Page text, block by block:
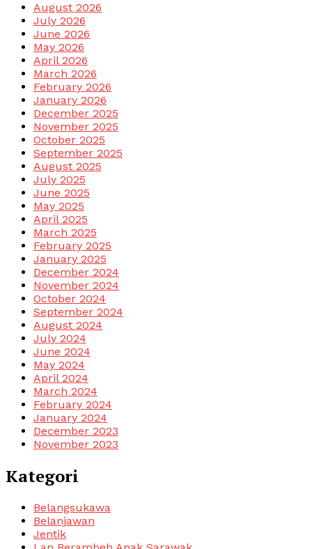
August 2026
July 2026
June 2026
May 2026
April 2026
March 2026
February 2026
January 2026
December 2025
November 2025
October 2025
September 2025
August 2025
July 2025
June 2025
May 2025
April 2025
March 2025
February 2025
January 2025
December 2024
November 2024
October 2024
September 2024
August 2024
July 2024
June 2024
May 2024
April 2024
March 2024
February 2024
January 2024
December 2023
November 2023
Kategori
Belangsukawa
Belanjawan
Jentik